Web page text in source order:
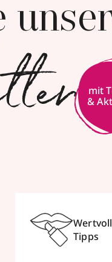
mit
&
Tipps